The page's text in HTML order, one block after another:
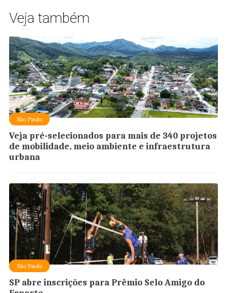
Veja também
São Paulo
Veja pré-selecionados para mais de 340 projetos
de mobilidade, meio ambiente e infraestrutura
urbana
São Paulo
SP abre inscrições para Prêmio Selo Amigo do